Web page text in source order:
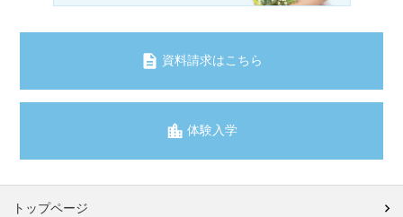
資料請求はこちら
体験入学
トップページ